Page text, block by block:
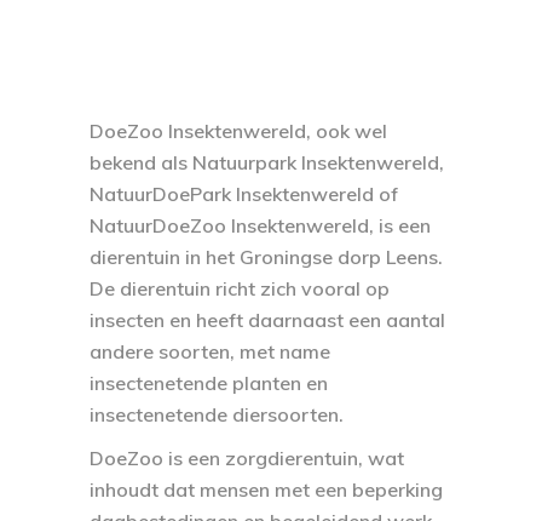
DoeZoo Insektenwereld, ook wel
bekend als Natuurpark Insektenwereld,
NatuurDoePark Insektenwereld of
NatuurDoeZoo Insektenwereld, is een
dierentuin in het Groningse dorp Leens.
De dierentuin richt zich vooral op
insecten en heeft daarnaast een aantal
andere soorten, met name
insectenetende planten en
insectenetende diersoorten.
DoeZoo is een zorgdierentuin, wat
inhoudt dat mensen met een beperking